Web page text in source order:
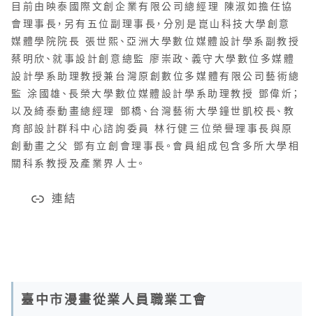
目前由映泰國際文創企業有限公司總經理 陳淑如擔任協
會理事長，另有五位副理事長，分別是崑山科技大學創意
媒體學院院長 張世熙、亞洲大學數位媒體設計學系副教授
蔡明欣、就事設計創意總監 廖崇政、義守大學數位多媒體
設計學系助理教授兼台灣原創數位多媒體有限公司藝術總
監 涂國雄、長榮大學數位媒體設計學系助理教授 鄧偉炘；
以及綺泰動畫總經理 鄧橋、台灣藝術大學鐘世凱校長、教
育部設計群科中心諮詢委員 林行健三位榮譽理事長與原
創動畫之父 鄧有立創會理事長。會員組成包含多所大學相
關科系教授及產業界人士。
連結
臺中市漫畫從業人員職業工會